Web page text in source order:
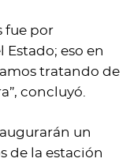
fue por
eso en
tratando de
concluyó.
un
de la estación